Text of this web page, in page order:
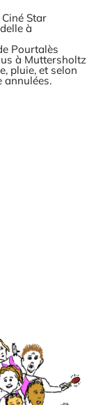
Star
à
Pourtalès
à Muttersholtz
pluie, et selon
annulées.